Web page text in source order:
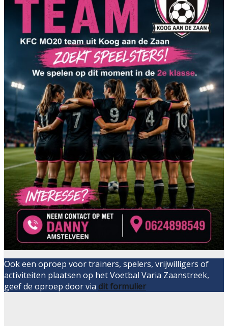
Ook een oproep voor trainers, spelers, vrijwilligers of
activiteiten plaatsen op het Voetbal Varia Zaanstreek,
geef de oproep door via dit formulier